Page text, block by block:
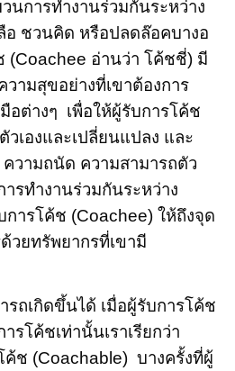
นการทำงานร่วมกันระหว่าง
อ ชวนคิด หรือปลดล๊อคบางอ
(Coachee อ่านว่า โค้ชชี่) มี
ามสุขอย่างที่เขาต้องการ
อต่างๆ เพื่อให้ผู้รับการโค้ช
วเองและเปลี่ยนแปลง และ
วามถนัด ความสามารถตัว
รทำงานร่วมกันระหว่าง
ารโค้ช (Coachee) ให้ถึงจุด
วยทรัพยากรที่เขามี
ถเกิดขึ้นได้ เมื่อผู้รับการโค้ช
รโค้ชเท่านั้นเราเรียกว่า
ค้ช (Coachable) บางครั้งที่ผู้